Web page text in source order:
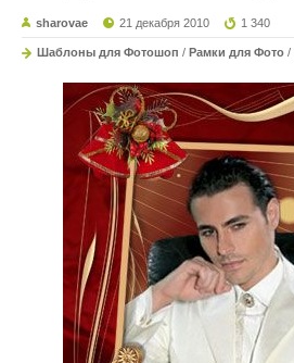
sharovae 21 декабря 2010 1 340
Шаблоны для Фотошоп / Рамки для Фото /